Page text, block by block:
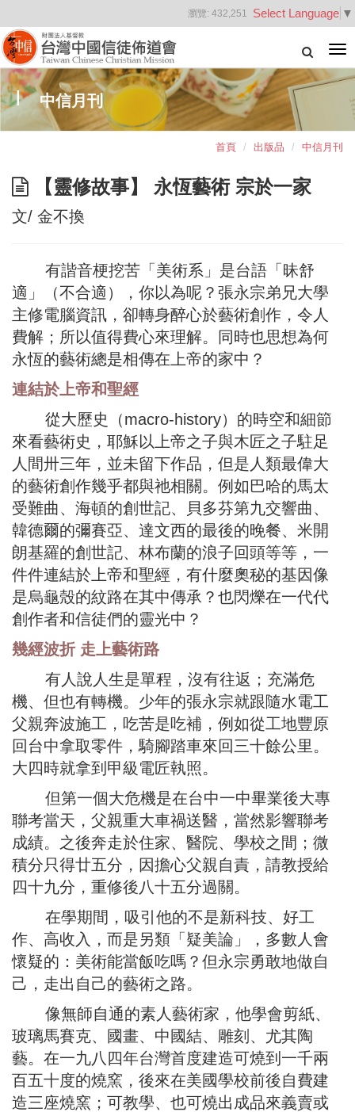
Select Language ▼
瀏覽: 432,251
中信月刊
首頁 出版品 中信月刊
【靈修故事】 永恆藝術 宗於一家
文/ 金不換
有諧音梗挖苦「美術系」是台語「昧舒
適」（不合適），你以為呢？張永宗弟兄大學
主修電腦資訊，卻轉身醉心於藝術創作，令人
費解；所以值得費心來理解。同時也思想為何
永恆的藝術總是相傳在上帝的家中？
連結於上帝和聖經
從大歷史（macro-history）的時空和細節
來看藝術史，耶穌以上帝之子與木匠之子駐足
人間卅三年，並未留下作品，但是人類最偉大
的藝術創作幾乎都與祂相關。例如巴哈的馬太
受難曲、海頓的創世記、貝多芬第九交響曲、
韓德爾的彌賽亞、達文西的最後的晚餐、米開
朗基羅的創世記、林布蘭的浪子回頭等等，一
件件連結於上帝和聖經，有什麼奧秘的基因像
是烏龜殼的紋路在其中傳承？也閃爍在一代代
創作者和信徒們的靈光中？
幾經波折 走上藝術路
有人說人生是單程，沒有往返；充滿危
機、但也有轉機。少年的張永宗就跟隨水電工
父親奔波施工，吃苦是吃補，例如從工地豐原
回台中拿取零件，騎腳踏車來回三十餘公里。
大四時就拿到甲級電匠執照。
但第一個大危機是在台中一中畢業後大專
聯考當天，父親重大車禍送醫，當然影響聯考
成績。之後奔走於住家、醫院、學校之間；微
積分只得廿五分，因擔心父親自責，請教授給
四十九分，重修後八十五分過關。
在學期間，吸引他的不是新科技、好工
作、高收入，而是另類「疑美論」，多數人會
懷疑的：美術能當飯吃嗎？但永宗勇敢地做自
己，走出自己的藝術之路。
像無師自通的素人藝術家，他學會剪紙、
玻璃馬賽克、國畫、中國結、雕刻、尤其陶
藝。在一九八四年台灣首度建造可燒到一千兩
百五十度的燒窯，後來在美國學校前後自費建
造三座燒窯；可教學、也可燒出成品來義賣或